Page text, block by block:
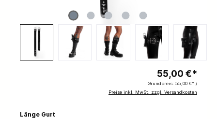
55,00 €*
Grundpreis: 55,00 €* /
Preise inkl. MwSt. zzgl. Versandkosten
Länge Gurt